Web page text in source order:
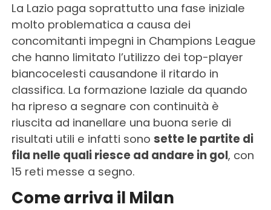
La Lazio paga soprattutto una fase iniziale
molto problematica a causa dei
concomitanti impegni in Champions League
che hanno limitato l’utilizzo dei top-player
biancocelesti causandone il ritardo in
classifica. La formazione laziale da quando
ha ripreso a segnare con continuità è
riuscita ad inanellare una buona serie di
risultati utili e infatti sono sette le partite di
fila nelle quali riesce ad andare in gol, con
15 reti messe a segno.
Come arriva il Milan